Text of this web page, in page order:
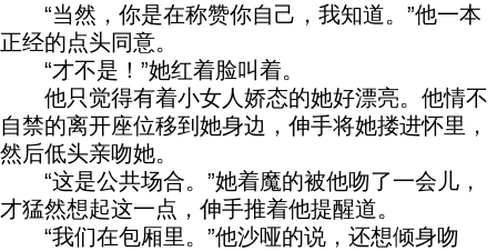
“当然，你是在称赞你自己，我知道。”他一本
正经的点头同意。
“才不是！”她红着脸叫着。
他只觉得有着小女人娇态的她好漂亮。他情不
自禁的离开座位移到她身边，伸手将她搂进怀里，
然后低头亲吻她。
“这是公共场合。”她着魔的被他吻了一会儿，
才猛然想起这一点，伸手推着他提醒道。
“我们在包厢里。”他沙哑的说，还想倾身吻